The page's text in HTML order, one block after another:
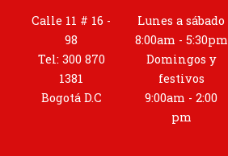
Calle 11 # 16 -
98
Tel: 300 870
1381
Bogotá D.C
Lunes a sábado
8:00am - 5:30pm
Domingos y
festivos
9:00am - 2:00
pm